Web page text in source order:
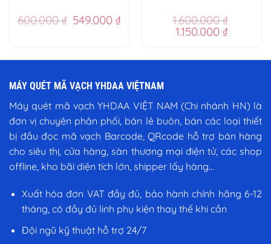
600.000₫ Giá
549.000₫Giá 1.600.000₫
Giá
1.150.000 ₫Giá
₫.
MÁY QUÉT MÃ VẠCH YHDAA VIỆTNAM
Máy quét mã vạch YHDAA VIỆT NAM (Chi nhánh HN) là
đơn vị chuyên phân phối, bán lẻ buôn, bán các loại thiết
bị đầu đọc mã vạch Barcode, QRcode hỗ trợ bán hàng
cho siêu thị, cửa hàng, sàn thương mại điện tử, các shop
offline, kho bãi diện tích lớn, shipper lấy hàng...
Xuất hóa đơn VAT đầy đủ, bảo hành chính hãng 6-12
tháng, có đầy đủ linh phụ kiện thay thế khi cần
Đội ngũ kỹ thuật hỗ trợ 24/7